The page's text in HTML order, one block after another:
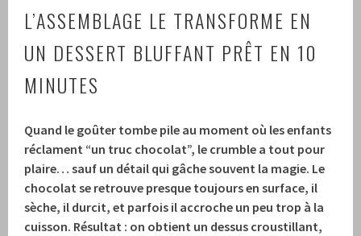
L’ASSEMBLAGE LE TRANSFORME EN
UN DESSERT BLUFFANT PRÊT EN 10
MINUTES
Quand le goûter tombe pile au moment où les enfants
réclament “un truc chocolat”, le crumble a tout pour
plaire… sauf un détail qui gâche souvent la magie. Le
chocolat se retrouve presque toujours en surface, il
sèche, il durcit, et parfois il accroche un peu trop à la
cuisson. Résultat : on obtient un dessus croustillant,